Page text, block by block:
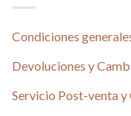
Condiciones
Devoluciones y
Servicio Post-venta y